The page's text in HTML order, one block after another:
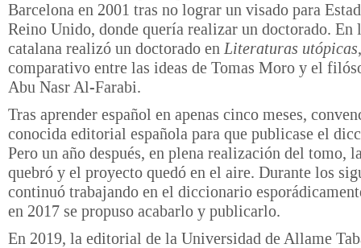
Barcelona en 2001 tras no lograr un visado para
Reino Unido, donde quería realizar un doctorado. En
catalana realizó un doctorado en Literaturas utópicas
comparativo entre las ideas de Tomas Moro y el
Abu Nasr Al-Farabi.
Tras aprender español en apenas cinco meses,
conocida editorial española para que publicase el
Pero un año después, en plena realización del tomo,
quebró y el proyecto quedó en el aire. Durante los
continuó trabajando en el diccionario
en 2017 se propuso acabarlo y publicarlo.
En 2019, la editorial de la Universidad de Allame